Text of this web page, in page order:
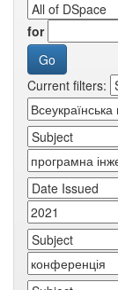
for
Current filters: